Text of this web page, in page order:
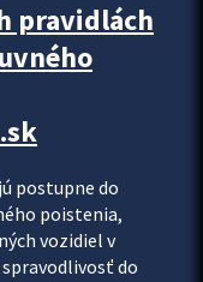
pravidlách
postupne do
poistenia,
vozidiel v
do